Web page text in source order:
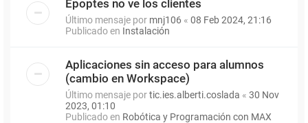
Epoptes no ve los clientes
Último mensaje por mnj106 « 08 Feb 2024, 21:16
Publicado en Instalación
Aplicaciones sin acceso para alumnos
(cambio en Workspace)
Último mensaje portic.ies.alberti.coslada « 30 Nov
2023, 01:10
Publicado en Robótica y Programación con MAX